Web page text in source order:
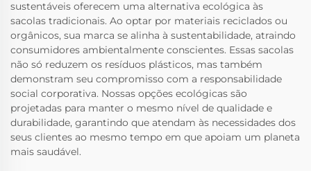
sustentáveis oferecem uma alternativa ecológica às
sacolas tradicionais. Ao optar por materiais reciclados ou
orgânicos, sua marca se alinha à sustentabilidade, atraindo
consumidores ambientalmente conscientes. Essas sacolas
não só reduzem os resíduos plásticos, mas também
demonstram seu compromisso com a responsabilidade
social corporativa. Nossas opções ecológicas são
projetadas para manter o mesmo nível de qualidade e
durabilidade, garantindo que atendam às necessidades dos
seus clientes ao mesmo tempo em que apoiam um planeta
mais saudável.